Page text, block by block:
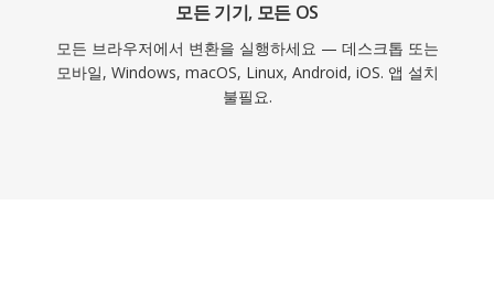
모든 기기, 모든 OS
모든 브라우저에서 변환을 실행하세요 — 데스크톱 또는
모바일, Windows, macOS, Linux, Android, iOS. 앱 설치
불필요.